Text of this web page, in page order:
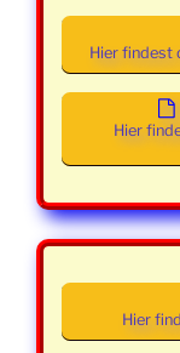
Mittwoch
Mittwoch
Mittwoch
Hier findest
Hier
Hier